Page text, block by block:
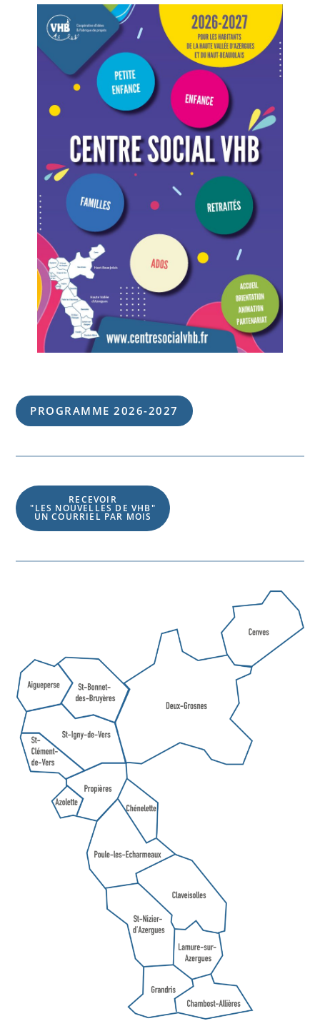
PROGRAMME 2026-2027
RECEVOIR
"LES NOUVELLES DE VHB"
UN COURRIEL PAR MOIS